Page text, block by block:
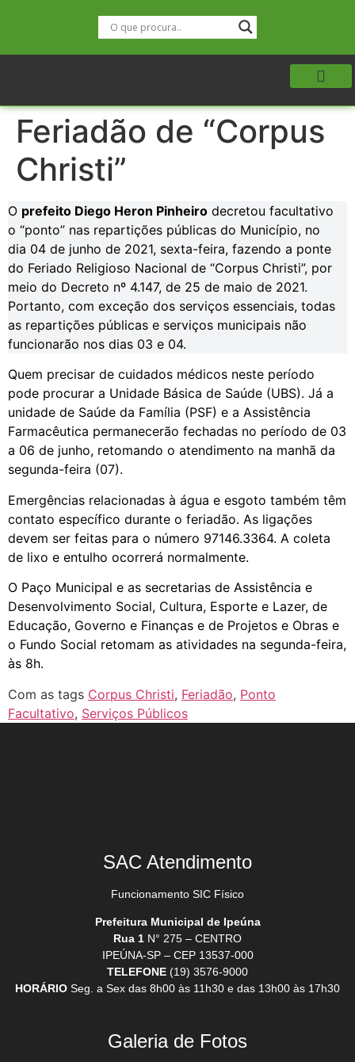
Feriadão de “Corpus
Christi”
O prefeito Diego Heron Pinheiro decretou facultativo
o “ponto” nas repartições públicas do Município, no
dia 04 de junho de 2021, sexta-feira, fazendo a ponte
do Feriado Religioso Nacional de “Corpus Christi”, por
meio do Decreto nº 4.147, de 25 de maio de 2021.
Portanto, com exceção dos serviços essenciais, todas
as repartições públicas e serviços municipais não
funcionarão nos dias 03 e 04.
Quem precisar de cuidados médicos neste período
pode procurar a Unidade Básica de Saúde (UBS). Já a
unidade de Saúde da Família (PSF) e a Assistência
Farmacêutica permanecerão fechadas no período de 03
a 06 de junho, retomando o atendimento na manhã da
segunda-feira (07).
Emergências relacionadas à água e esgoto também têm
contato específico durante o feriadão. As ligações
devem ser feitas para o número 97146.3364. A coleta
de lixo e entulho ocorrerá normalmente.
O Paço Municipal e as secretarias de Assistência e
Desenvolvimento Social, Cultura, Esporte e Lazer, de
Educação, Governo e Finanças e de Projetos e Obras e
o Fundo Social retomam as atividades na segunda-feira,
às 8h.
Com as tags Corpus Christi, Feriadão, Ponto
Facultativo, Serviços Públicos
SAC Atendimento
Funcionamento SIC Físico
Prefeitura Municipal de Ipeúna
Rua 1 N° 275 – CENTRO
IPEÚNA-SP – CEP 13537-000
TELEFONE (19) 3576-9000
HORÁRIO Seg. a Sex das 8h00 às 11h30 e das 13h00 às 17h30
Galeria de Fotos